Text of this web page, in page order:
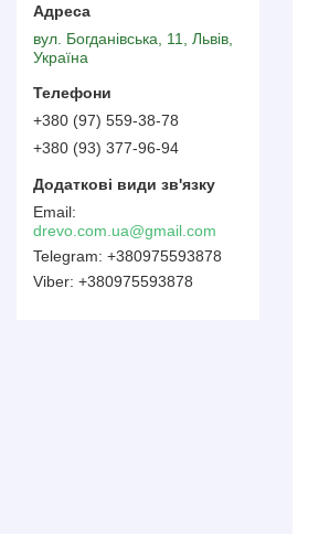
вул. Богданівська, 11, Львів,
Україна
+380 (97) 559-38-78
+380 (93) 377-96-94
drevo.com.ua@gmail.com
+380975593878
+380975593878